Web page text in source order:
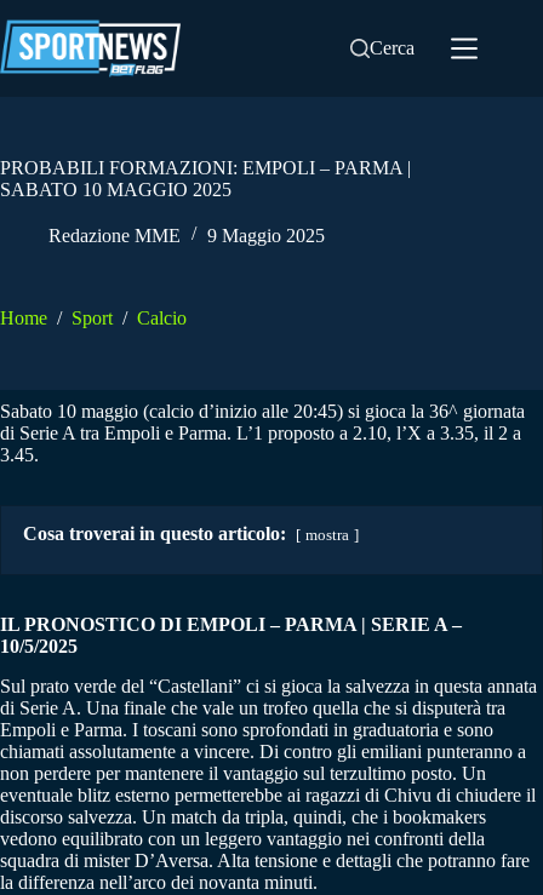
al
contenuto
Cerca
PROBABILI FORMAZIONI: EMPOLI – PARMA |
SABATO 10 MAGGIO 2025
Redazione MME 9 Maggio 2025
Home / Sport / Calcio
Sabato 10 maggio (calcio d’inizio alle 20:45) si gioca la 36^ giornata
di Serie A tra Empoli e Parma. L’1 proposto a 2.10, l’X a 3.35, il 2 a
3.45.
Cosa troverai in questo articolo: mostra
IL PRONOSTICO DI EMPOLI – PARMA | SERIE A –
10/5/2025
Sul prato verde del “Castellani” ci si gioca la salvezza in questa annata
di Serie A. Una finale che vale un trofeo quella che si disputerà tra
Empoli e Parma. I toscani sono sprofondati in graduatoria e sono
chiamati assolutamente a vincere. Di contro gli emiliani punteranno a
non perdere per mantenere il vantaggio sul terzultimo posto. Un
eventuale blitz esterno permetterebbe ai ragazzi di Chivu di chiudere il
discorso salvezza. Un match da tripla, quindi, che i bookmakers
vedono equilibrato con un leggero vantaggio nei confronti della
squadra di mister D’Aversa. Alta tensione e dettagli che potranno fare
la differenza nell’arco dei novanta minuti.